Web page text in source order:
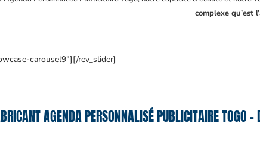
complexe qu’est
carousel9″][/rev_slider]
AGENDA PERSONNALISÉ PUBLICITAIRE TOGO